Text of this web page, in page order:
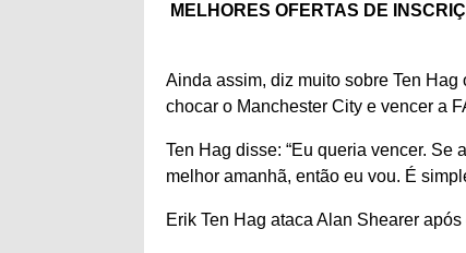
MELHORES OFERTAS DE
Ainda assim, diz muito sobre Ten
chocar o Manchester City e vencer a
Ten Hag disse: “Eu queria vencer.
melhor amanhã, então eu vou. É
Erik Ten Hag ataca Alan Shearer